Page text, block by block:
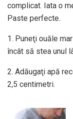
complicat. Iata o
Paste perfecte.
1. Puneţi ouăle
încât să stea unul
2. Adăugaţi apă
2,5 centimetri.